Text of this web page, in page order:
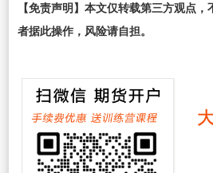
【免责声明】本文仅转载第三方观点
者据此操作，风险请自担。